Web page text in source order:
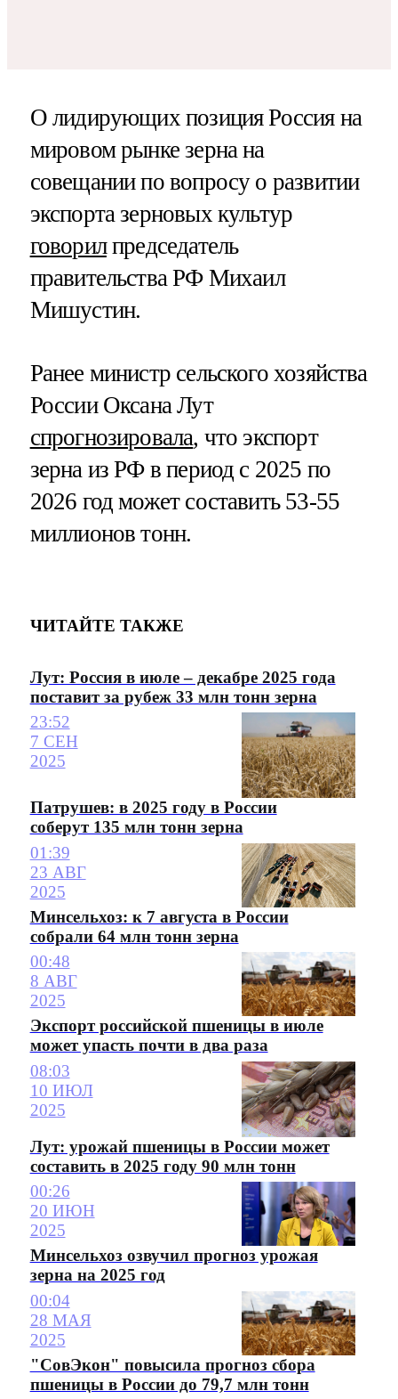
О лидирующих позиция Россия на
мировом рынке зерна на
совещании по вопросу о развитии
экспорта зерновых культур
говорилпредседатель
правительства РФ Михаил
Мишустин.
Ранее министр сельского хозяйства
России Оксана Лут
спрогнозировала, что экспорт
зерна из РФ в период с 2025 по
2026 год может составить 53-55
миллионов тонн.
ЧИТАЙТЕ ТАКЖЕ
Лут: Россия в июле – декабре 2025 года
поставит за рубеж 33 млн тонн зерна
23:52
7 СЕН
2025
Патрушев: в 2025 году в России
соберут 135 млн тонн зерна
01:39
23 АВГ
2025
Минсельхоз: к 7 августа в России
собрали 64 млн тонн зерна
00:48
8 АВГ
2025
Экспорт российской пшеницы в июле
может упасть почти в два раза
08:03
10 ИЮЛ
2025
Лут: урожай пшеницы в России может
составить в 2025 году 90 млн тонн
00:26
20 ИЮН
2025
Минсельхоз озвучил прогноз урожая
зерна на 2025 год
00:04
28 МАЯ
2025
"СовЭкон" повысила прогноз сбора
пшеницы в России до 79,7 млн тонн